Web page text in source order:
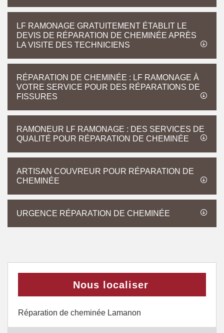
LF RAMONAGE GRATUITEMENT ÉTABLIT LE
DEVIS DE RÉPARATION DE CHEMINÉE APRÈS
LA VISITE DES TECHNICIENS
RÉPARATION DE CHEMINÉE : LF RAMONAGE À
VOTRE SERVICE POUR DES RÉPARATIONS DE
FISSURES
RAMONEUR LF RAMONAGE : DES SERVICES DE
QUALITÉ POUR RÉPARATION DE CHEMINÉE
ARTISAN COUVREUR POUR RÉPARATION DE
CHEMINÉE
URGENCE RÉPARATION DE CHEMINÉE
Nous localiser
Réparation de cheminée Lamanon